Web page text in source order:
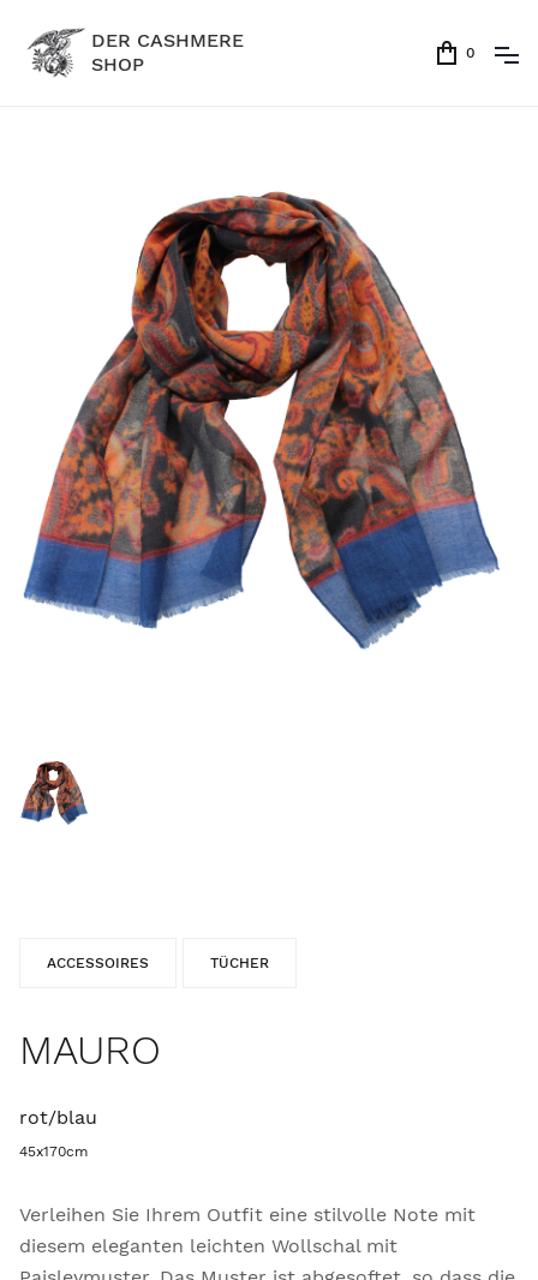
DER CASHMERE
SHOP
0
ACCESSOIRES TÜCHER
MAURO
rot/blau
45x170cm
Verleihen Sie Ihrem Outfit eine stilvolle Note mit
diesem eleganten leichten Wollschal mit